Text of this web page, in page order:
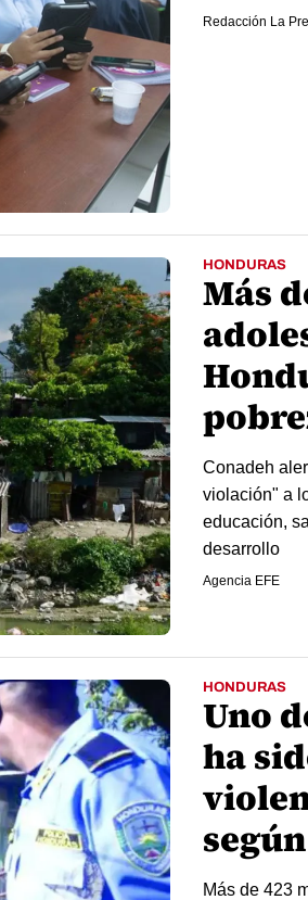
Redacción La
HONDURAS
Más
Conadeh
violación" a
educación,
desarrollo
Agencia EFE
HONDURAS
Uno
ha
Más de 423